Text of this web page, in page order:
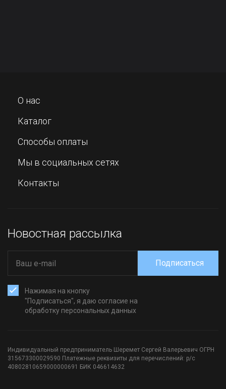
О нас
Каталог
Способы оплаты
Мы в социальных сетях
Контакты
Новостная рассылка
Нажимая на кнопку
"Подписаться", я даю согласие на
обработку персональных данных
Подписаться
Индивидуальный предприниматель Шеремет Сергей Валерьевич ОГРН
315673300029590 Платежные реквизиты для перечислений: р/с
40802810659000000691 БИК 046614632